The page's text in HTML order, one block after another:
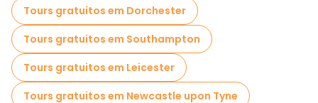
Visitas de degustação locais em Londres
Tours de Natal em Londres
Passeios gratuitos de um dia em Londres
Passeios a pé noturnos gratuitos em Londres
Tours gratuitos em Dorchester
Tours gratuitos em Southampton
Tours gratuitos em Leicester
Tours gratuitos em Newcastle upon Tyne